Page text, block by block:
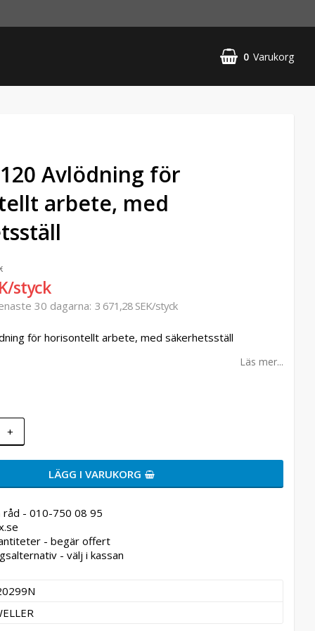
0 Varukorg
Avlödning för
arbete, med
styck
30 dagarna 3 671,28 SEK/styck
för horisontellt arbete, med säkerhetsställ
Läs mer...
+
LÄGG I VARUKORG
råd - 010-750 08 95
- begär offert
- välj i kassan